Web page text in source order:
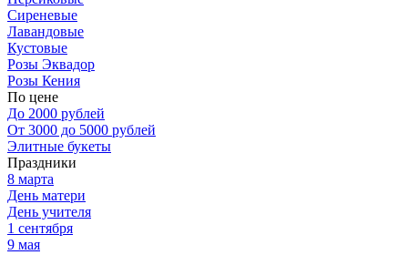
Сиреневые
Лавандовые
Кустовые
Розы Эквадор
Розы Кения
По цене
До 2000 рублей
От 3000 до 5000 рублей
Элитные букеты
Праздники
8 марта
День матери
День учителя
1 сентября
9 мая